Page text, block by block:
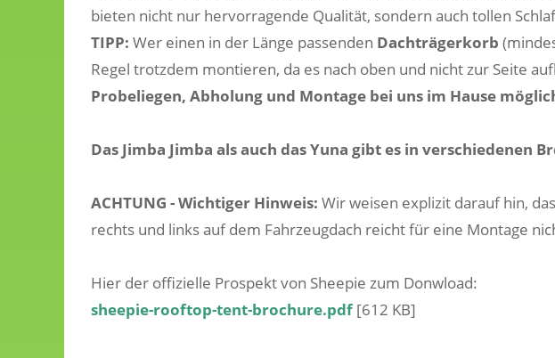
bieten nicht nur hervorragende Qualität, sondern auch tollen
TIPP: Wer einen in der Länge passenden Dachträgerkorb
Regel trotzdem montieren, da es nach oben und nicht zur Seite
Probeliegen, Abholung und Montage bei uns im Hause
Das Jimba Jimba als auch das Yuna gibt es in verschiedenen
ACHTUNG - Wichtiger Hinweis: Wir weisen explizit darauf hin,
rechts und links auf dem Fahrzeugdach reicht für eine Montage
Hier der offizielle Prospekt von Sheepie zum Donwload:
sheepie-rooftop-tent-brochure.pdf[612 KB]